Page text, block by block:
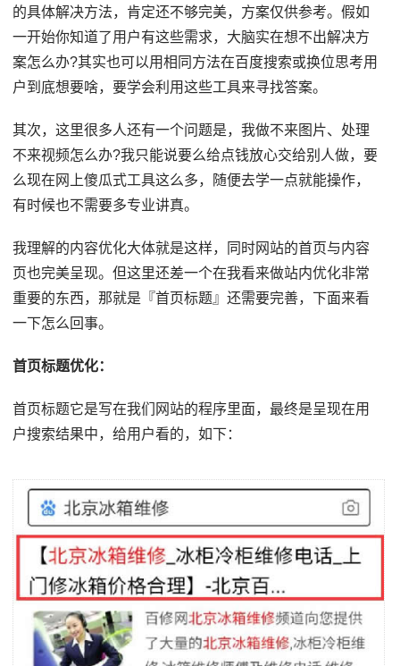
的具体解决方法，肯定还不够完美，方案仅供参考。假如
一开始你知道了用户有这些需求，大脑实在想不出解决方
案怎么办?其实也可以用相同方法在百度搜索或换位思考用
户到底想要啥，要学会利用这些工具来寻找答案。
其次，这里很多人还有一个问题是，我做不来图片、处理
不来视频怎么办?我只能说要么给点钱放心交给别人做，要
么现在网上傻瓜式工具这么多，随便去学一点就能操作，
有时候也不需要多专业讲真。
我理解的内容优化大体就是这样，同时网站的首页与内容
页也完美呈现。但这里还差一个在我看来做站内优化非常
重要的东西，那就是『首页标题』还需要完善，下面来看
一下怎么回事。
首页标题优化：
首页标题它是写在我们网站的程序里面，最终是呈现在用
户搜索结果中，给用户看的，如下：